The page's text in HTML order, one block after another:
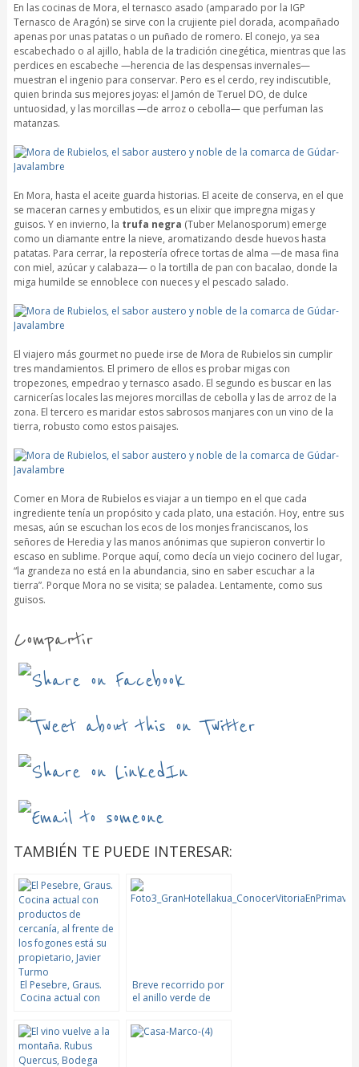
En las cocinas de Mora, el ternasco asado (amparado por la IGP
Ternasco de Aragón) se sirve con la crujiente piel dorada, acompañado
apenas por unas patatas o un puñado de romero. El conejo, ya sea
escabechado o al ajillo, habla de la tradición cinegética, mientras que las
perdices en escabeche —herencia de las despensas invernales—
muestran el ingenio para conservar. Pero es el cerdo, rey indiscutible,
quien brinda sus mejores joyas: el Jamón de Teruel DO, de dulce
untuosidad, y las morcillas —de arroz o cebolla— que perfuman las
matanzas.
En Mora, hasta el aceite guarda historias. El aceite de conserva, en el que
se maceran carnes y embutidos, es un elixir que impregna migas y
guisos. Y en invierno, la trufa negra (Tuber Melanosporum) emerge
como un diamante entre la nieve, aromatizando desde huevos hasta
patatas. Para cerrar, la repostería ofrece tortas de alma —de masa fina
con miel, azúcar y calabaza— o la tortilla de pan con bacalao, donde la
miga humilde se ennoblece con nueces y el pescado salado.
El viajero más gourmet no puede irse de Mora de Rubielos sin cumplir
tres mandamientos. El primero de ellos es probar migas con
tropezones, empedrao y ternasco asado. El segundo es buscar en las
carnicerías locales las mejores morcillas de cebolla y las de arroz de la
zona. El tercero es maridar estos sabrosos manjares con un vino de la
tierra, robusto como estos paisajes.
Comer en Mora de Rubielos es viajar a un tiempo en el que cada
ingrediente tenía un propósito y cada plato, una estación. Hoy, entre sus
mesas, aún se escuchan los ecos de los monjes franciscanos, los
señores de Heredia y las manos anónimas que supieron convertir lo
escaso en sublime. Porque aquí, como decía un viejo cocinero del lugar,
“la grandeza no está en la abundancia, sino en saber escuchar a la
tierra”. Porque Mora no se visita; se paladea. Lentamente, como sus
guisos.
Compartir
TAMBIÉN TE PUEDE INTERESAR:
El Pesebre, Graus.
Cocina actual con
cercanía
Breve recorrido por
el anillo verde de